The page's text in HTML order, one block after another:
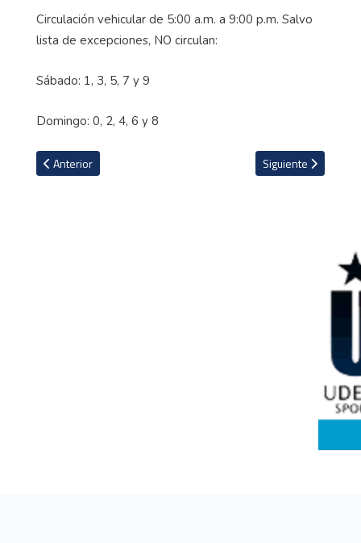
Circulación vehicular de 5:00 a.m. a 9:00 p.m. Salvo
lista de excepciones, NO circulan:
Sábado: 1, 3, 5, 7 y 9
Domingo: 0, 2, 4, 6 y 8
Artículo anterior: El nuevo negocio del "Canelo" Álvarez: abrirá
Anterior Artículo siguiente:
Siguiente